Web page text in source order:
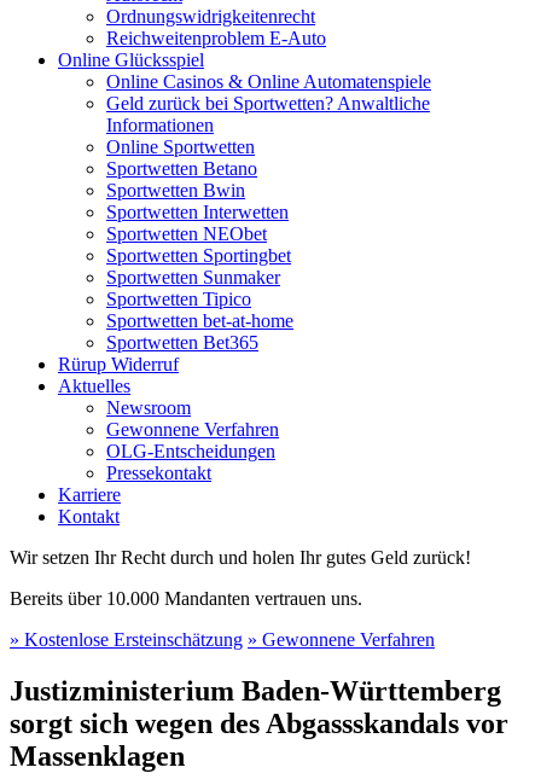
Ordnungswidrigkeitenrecht
Reichweitenproblem E-Auto
Online Glücksspiel
Online Casinos & Online Automatenspiele
Geld zurück bei Sportwetten? Anwaltliche
Informationen
Online Sportwetten
Sportwetten Betano
Sportwetten Bwin
Sportwetten Interwetten
Sportwetten NEObet
Sportwetten Sportingbet
Sportwetten Sunmaker
Sportwetten Tipico
Sportwetten bet-at-home
Sportwetten Bet365
Rürup Widerruf
Aktuelles
Newsroom
Gewonnene Verfahren
OLG-Entscheidungen
Pressekontakt
Karriere
Kontakt
Wir setzen Ihr Recht durch und holen Ihr gutes Geld zurück!
Bereits über 10.000 Mandanten vertrauen uns.
» Kostenlose Ersteinschätzung » Gewonnene Verfahren
Justizministerium Baden-Württemberg
sorgt sich wegen des Abgassskandals vor
Massenklagen